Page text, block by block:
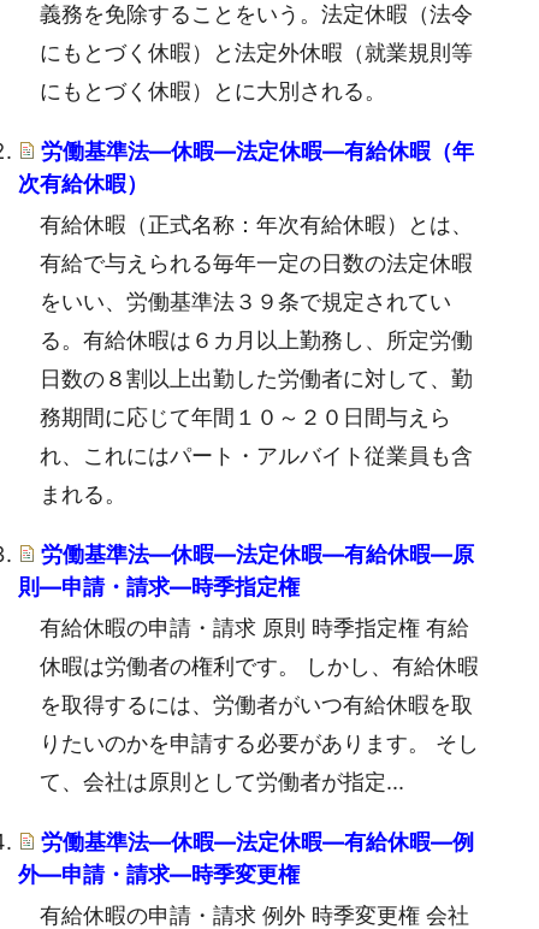
義務を免除することをいう。法定休暇（法令
にもとづく休暇）と法定外休暇（就業規則等
にもとづく休暇）とに大別される。
労働基準法―休暇―法定休暇―有給休暇（年
次有給休暇）
有給休暇（正式名称：年次有給休暇）とは、
有給で与えられる毎年一定の日数の法定休暇
をいい、労働基準法３９条で規定されてい
る。有給休暇は６カ月以上勤務し、所定労働
日数の８割以上出勤した労働者に対して、勤
務期間に応じて年間１０～２０日間与えら
れ、これにはパート・アルバイト従業員も含
まれる。
労働基準法―休暇―法定休暇―有給休暇―原
則―申請・請求―時季指定権
有給休暇の申請・請求 原則 時季指定権 有給
休暇は労働者の権利です。 しかし、有給休暇
を取得するには、労働者がいつ有給休暇を取
りたいのかを申請する必要があります。 そし
て、会社は原則として労働者が指定...
労働基準法―休暇―法定休暇―有給休暇―例
外―申請・請求―時季変更権
有給休暇の申請・請求 例外 時季変更権 会社